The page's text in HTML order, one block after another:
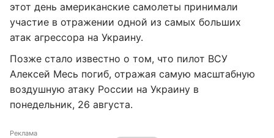
этот день американские самолеты принимали
участие в отражении одной из самых больших
атак агрессора на Украину.
Позже стало известно о том, что пилот ВСУ
Алексей Месь погиб, отражая самую масштабную
воздушную атаку России на Украину в
понедельник, 26 августа.
Реклама